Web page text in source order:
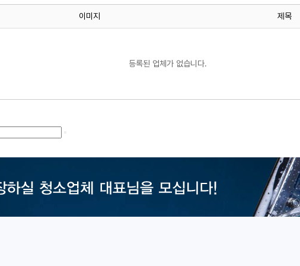
이미지 제목
등록된 업체가 없습니다.